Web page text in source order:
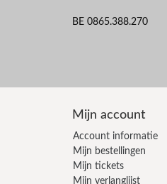
BE 0865.388.270
Mijn account
Account informatie
Mijn bestellingen
Mijn tickets
Mijn verlanglijst